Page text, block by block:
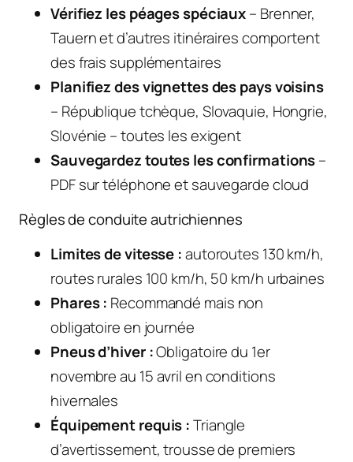
Vérifiez les péages spéciaux– Brenner,
Tauern et d’autres itinéraires comportent
des frais supplémentaires
Planifiez des vignettes des pays voisins
– République tchèque, Slovaquie, Hongrie,
Slovénie – toutes les exigent
Sauvegardez toutes les confirmations–
PDF sur téléphone et sauvegarde cloud
Règles de conduite autrichiennes
Limites de vitesse :autoroutes 130 km/h,
routes rurales 100 km/h, 50 km/h urbaines
Phares : Recommandé mais non
obligatoire en journée
Pneus d’hiver :Obligatoire du 1er
novembre au 15 avril en conditions
hivernales
Équipement requis :Triangle
d’avertissement, trousse de premiers